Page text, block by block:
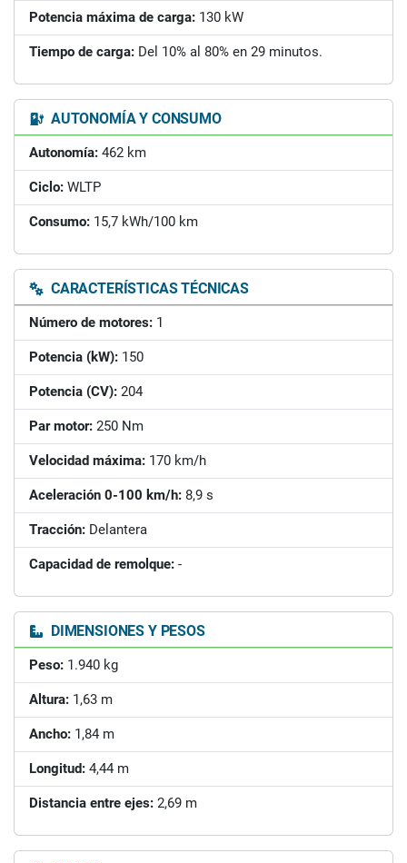
Potencia máxima de carga: 130 kW
Tiempo de carga: Del 10% al 80% en 29 minutos.
AUTONOMÍA Y CONSUMO
Autonomía: 462 km
Ciclo: WLTP
Consumo: 15,7 kWh/100 km
CARACTERÍSTICAS TÉCNICAS
Número de motores: 1
Potencia (kW): 150
Potencia (CV): 204
Par motor: 250 Nm
Velocidad máxima: 170 km/h
Aceleración 0-100 km/h: 8,9 s
Tracción: Delantera
Capacidad de remolque: -
DIMENSIONES Y PESOS
Peso: 1.940 kg
Altura: 1,63 m
Ancho: 1,84 m
Longitud: 4,44 m
Distancia entre ejes: 2,69 m